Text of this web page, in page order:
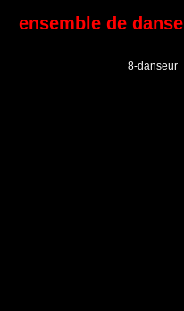
ensemble de danse
8-danseur